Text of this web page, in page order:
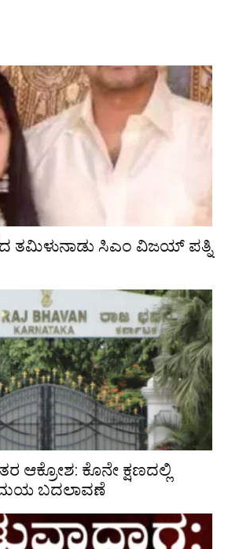
ತಮಿಳುನಾಡು ಸಿಎಂ ವಿಜಯ್‌ ಪತ್ನಿ
ಆಕ್ರೋಶ: ಕೊನೇ ಕ್ಷಣದಲ್ಲಿ
ಬದಲಾವಣೆ